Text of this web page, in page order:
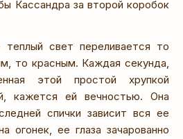
Кассандра за второй коробок
теплый свет переливается то
то красным. Каждая секунда,
этой простой хрупкой
кажется ей вечностью. Она
спички зависит вся ее
огонек, ее глаза зачарованно